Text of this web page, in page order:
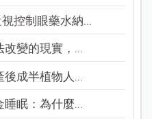
控制眼藥水納...
改變的現實，...
成半植物人...
眠：為什麼...